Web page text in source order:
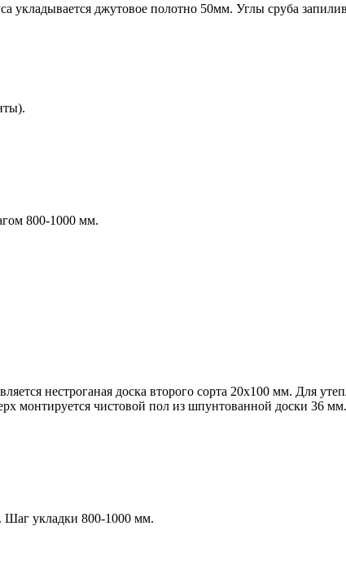
джутовое полотно 50мм. Углы сруба
800-1000 мм.
нестроганая доска второго сорта 20х100 мм. Для
монтируется чистовой пол из шпунтованной доски 36 мм.
Шаг укладки 800-1000 мм.